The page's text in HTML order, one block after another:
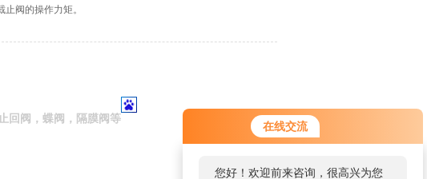
在线交流
您好！欢迎前来咨询，很高兴为您
阀的操作力矩。
回阀，蝶阀，隔膜阀等